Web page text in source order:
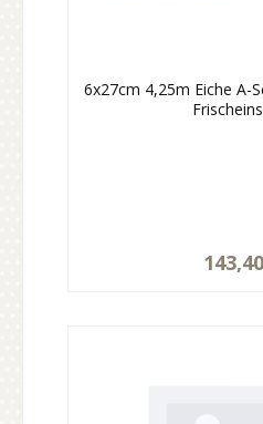
6x27cm 4,25m Eiche A-